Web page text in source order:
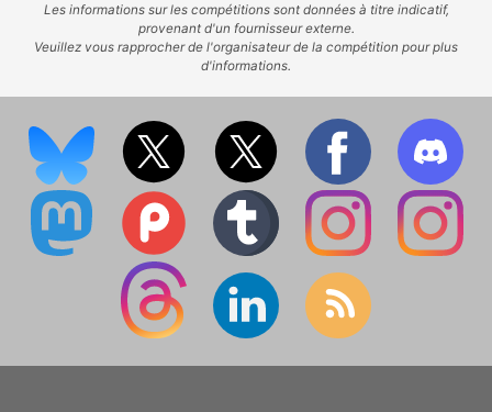
Les informations sur les compétitions sont données à titre indicatif,
provenant d'un fournisseur externe.
Veuillez vous rapprocher de l'organisateur de la compétition pour plus
d'informations.